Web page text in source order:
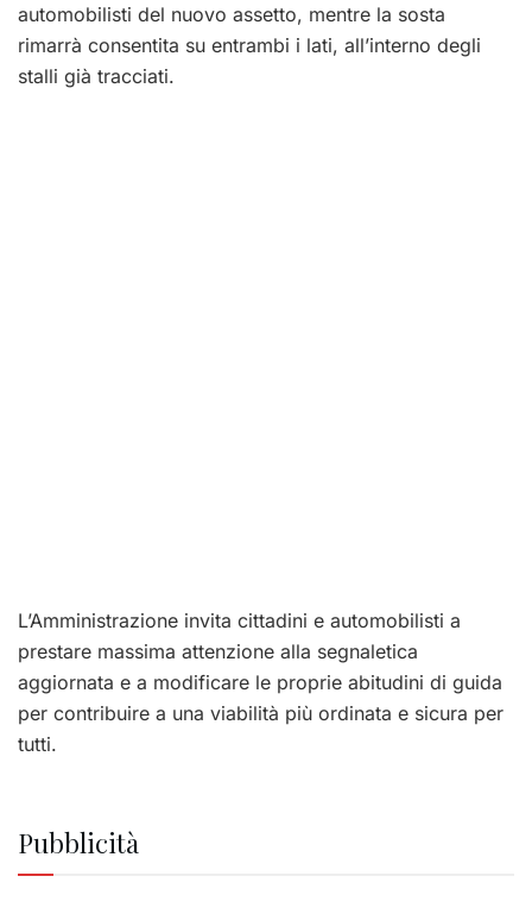
automobilisti del nuovo assetto, mentre la sosta
rimarrà consentita su entrambi i lati, all’interno degli
stalli già tracciati.
L’Amministrazione invita cittadini e automobilisti a
prestare massima attenzione alla segnaletica
aggiornata e a modificare le proprie abitudini di guida
per contribuire a una viabilità più ordinata e sicura per
tutti.
Pubblicità